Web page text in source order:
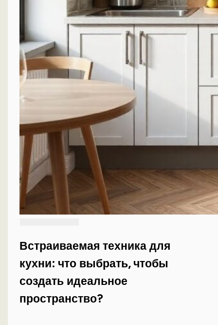
Встраиваемая техника для
кухни: что выбрать, чтобы
создать идеальное
пространство?